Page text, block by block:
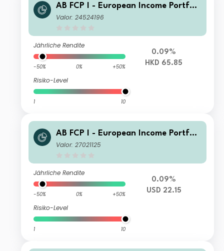
AB FCP I - European Income Portfoli
o AA HKD H Inc
Valor: 24524196
Jährliche Rendite
-50% 0% +50%
Risiko-Level
1 10
0.09%
HKD 65.85
AB FCP I - European Income Portfoli
o A2 USD H Acc
Valor: 27021125
Jährliche Rendite
-50% 0% +50%
Risiko-Level
1 10
0.09%
USD 22.15